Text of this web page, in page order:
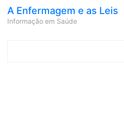
A Enfermagem e as Leis
Informação em Saúde